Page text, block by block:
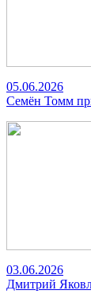
05.06.2026
Семён Томм
03.06.2026
Дмитрий